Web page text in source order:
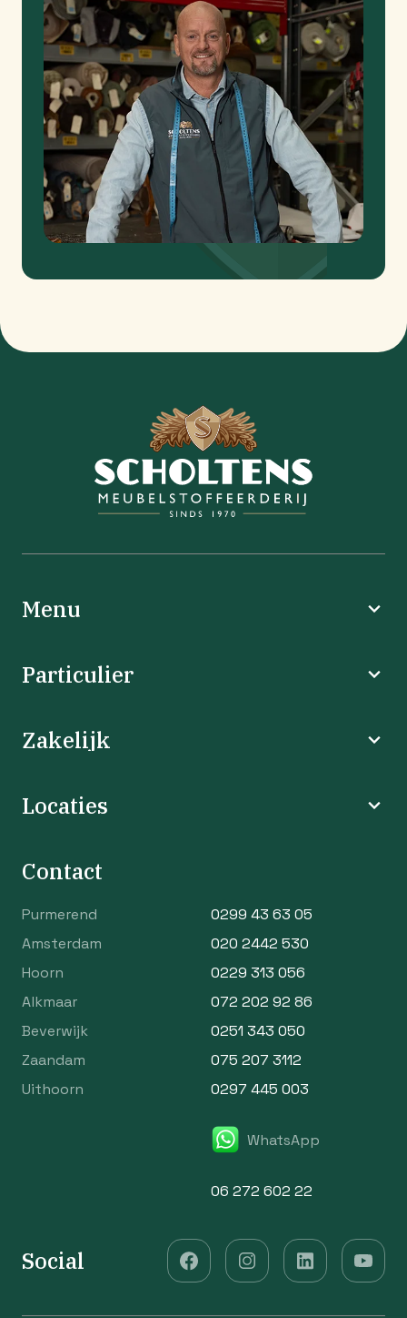
Menu
Particulier
Zakelijk
Locaties
Contact
Purmerend
0299 43 63 05
Amsterdam
020 2442 530
Hoorn
0229 313 056
Alkmaar
072 202 92 86
Beverwijk
0251 343 050
Zaandam
075 207 3112
Uithoorn
0297 445 003
WhatsApp
06 272 602 22
Social